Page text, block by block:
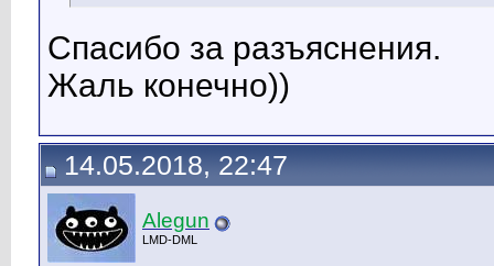
Спасибо за разъяснения.
Жаль конечно))
14.05.2018, 22:47
Alegun
LMD-DML